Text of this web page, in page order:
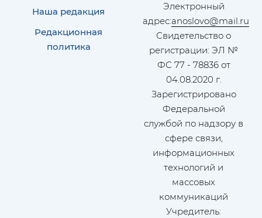
Наша редакция
Редакционная
политика
Электронный
адрес:anoslovo@mail.ru
Свидетельство о
регистрации: ЭЛ №
ФС 77 - 78836 от
04.08.2020 г.
Зарегистрировано
Федеральной
службой по надзору в
сфере связи,
информационных
технологий и
массовых
коммуникаций
Учредитель: